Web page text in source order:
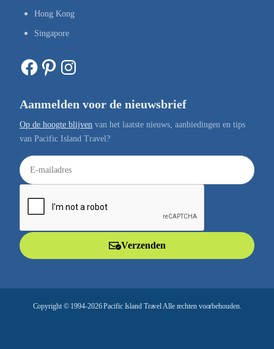
Hong Kong
Singapore
Facebook Pinterest Instagram
Aanmelden voor de nieuwsbrief
Op de hoogte blijven van het laatste nieuws, aanbiedingen en tips
van Pacific Island Travel?
E
-
a
Verzenden
Copyright © 1994-2026 Pacific Island Travel Alle rechten voorbehouden.